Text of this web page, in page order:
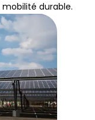
durable.